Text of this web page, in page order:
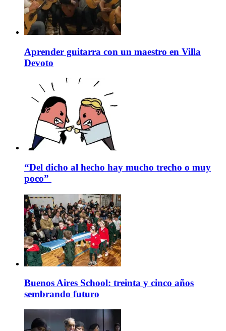
Aprender guitarra con un maestro en Villa
Devoto
“Del dicho al hecho hay mucho trecho o muy
poco”
Buenos Aires School: treinta y cinco años
sembrando futuro